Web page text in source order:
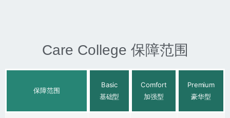
Care College 保障范围
保障范围
Basic
基础型
Comfort
加强型
Premium
豪华型